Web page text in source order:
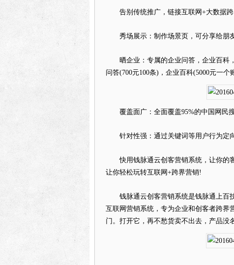
告别传统推广，链接互联网+大数据跨
秀场展示：制作场景页，可分享给朋友
晒企业：专属的企业问答，企业百科
问答(700元100条)，企业百科(5000元一个
覆盖面广：全面覆盖95%的中国网民搜
针对性强：通过关键词等用户行为定向
快用钱脉通云创客营销系统，让你的客
让你轻松玩转互联网+跨界营销!
钱脉通云创客营销系统是钱脉通上百
互联网营销系统，专为企业和创客者跨界
门。打开它，再不愁货卖不出去，产品没